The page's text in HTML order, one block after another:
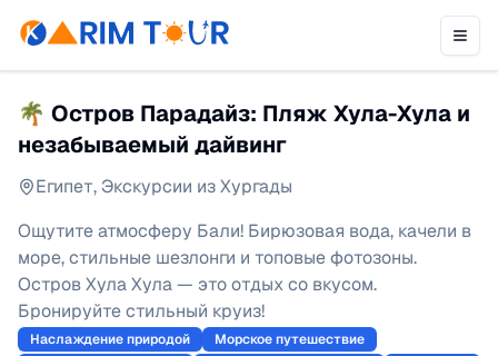
🌴 Остров Парадайз: Пляж Хула-Хула и
незабываемый дайвинг
Египет,Экскурсии из Хургады
Ощутите атмосферу Бали! Бирюзовая вода, качели в
море, стильные шезлонги и топовые фотозоны.
Остров Хула Хула — это отдых со вкусом.
Бронируйте стильный круиз!
Наслаждение природой
Морское путешествие